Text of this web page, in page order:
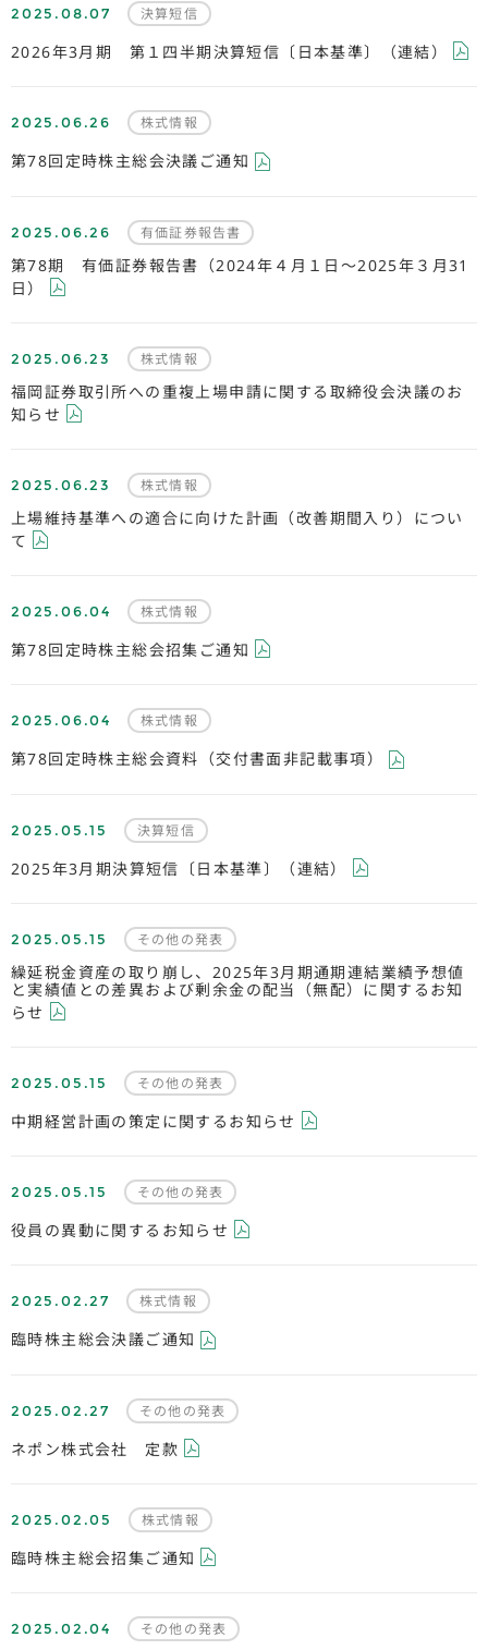
2025.08.07 決算短信
2026年3月期 第１四半期決算短信〔日本基準〕（連結）
2025.06.26 株式情報
第78回定時株主総会決議ご通知
2025.06.26 有価証券報告書
第78期 有価証券報告書（2024年４月１日～2025年３月31
日）
2025.06.23 株式情報
福岡証券取引所への重複上場申請に関する取締役会決議のお
知らせ
2025.06.23 株式情報
上場維持基準への適合に向けた計画（改善期間入り）につい
て
2025.06.04 株式情報
第78回定時株主総会招集ご通知
2025.06.04 株式情報
第78回定時株主総会資料（交付書面非記載事項）
2025.05.15 決算短信
2025年3月期決算短信〔日本基準〕（連結）
2025.05.15 その他の発表
繰延税金資産の取り崩し、2025年3月期通期連結業績予想値
と実績値との差異および剰余金の配当（無配）に関するお知
らせ
2025.05.15 その他の発表
中期経営計画の策定に関するお知らせ
2025.05.15 その他の発表
役員の異動に関するお知らせ
2025.02.27 株式情報
臨時株主総会決議ご通知
2025.02.27 その他の発表
ネポン株式会社 定款
2025.02.05 株式情報
臨時株主総会招集ご通知
2025.02.04 その他の発表